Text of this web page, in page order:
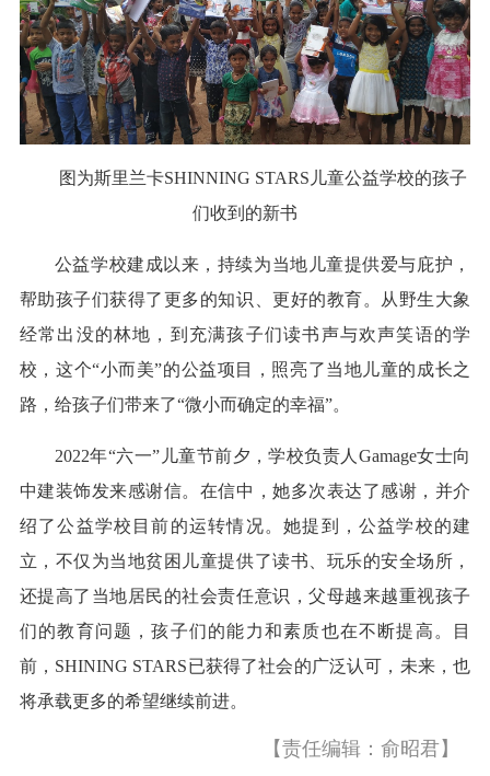
图为斯里兰卡SHINNING STARS儿童公益学校的孩子
们收到的新书
公益学校建成以来，持续为当地儿童提供爱与庇护，
帮助孩子们获得了更多的知识、更好的教育。从野生大象
经常出没的林地，到充满孩子们读书声与欢声笑语的学
校，这个“小而美”的公益项目，照亮了当地儿童的成长之
路，给孩子们带来了“微小而确定的幸福”。
2022年“六一”儿童节前夕，学校负责人Gamage女士向
中建装饰发来感谢信。在信中，她多次表达了感谢，并介
绍了公益学校目前的运转情况。她提到，公益学校的建
立，不仅为当地贫困儿童提供了读书、玩乐的安全场所，
还提高了当地居民的社会责任意识，父母越来越重视孩子
们的教育问题，孩子们的能力和素质也在不断提高。目
前，SHINING STARS已获得了社会的广泛认可，未来，也
将承载更多的希望继续前进。
【责任编辑：俞昭君】